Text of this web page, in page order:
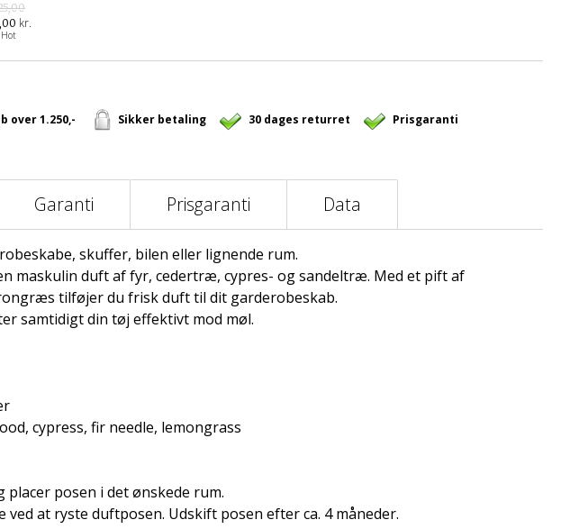
kr.
Hot
over 1.250,- Sikker betaling 30 dages returret Prisgaranti
Garanti Prisgaranti Data
skuffer, bilen eller lignende rum.
maskulin duft af fyr, cedertræ, cypres- og sandeltræ. Med et pift af
tilføjer du frisk duft til dit garderobeskab.
samtidigt din tøj effektivt mod møl.
cypress, fir needle, lemongrass
placer posen i det ønskede rum.
ved at ryste duftposen. Udskift posen efter ca. 4 måneder.